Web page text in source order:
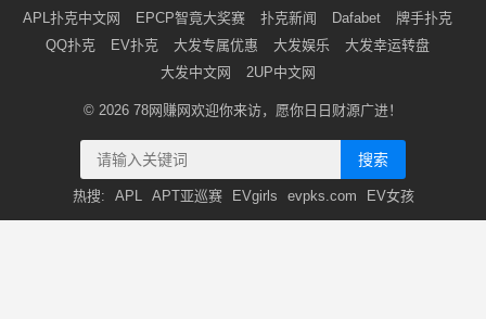
APL扑克中文网
EPCP智竟大奖赛 扑克新闻 Dafabet
牌手扑克
QQ扑克
EV扑克 大发专属优惠 大发娱乐
大发幸运转盘
大发中文网
2UP中文网
© 2026 78网赚网欢迎你来访，愿你日日财源广进！
搜索
热搜: APL APT亚巡赛 EVgirls evpks.com EV女孩